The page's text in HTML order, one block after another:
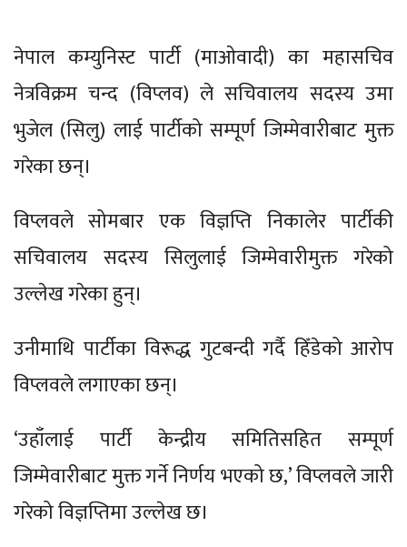
नेपाल कम्युनिस्ट पार्टी (माओवादी) का महासचिव
नेत्रविक्रम चन्द (विप्लव) ले सचिवालय सदस्य उमा
भुजेल (सिलु) लाई पार्टीको सम्पूर्ण जिम्मेवारीबाट मुक्त
गरेका छन्।
विप्लवले सोमबार एक विज्ञप्ति निकालेर पार्टीकी
सचिवालय सदस्य सिलुलाई जिम्मेवारीमुक्त गरेको
उल्लेख गरेका हुन्।
उनीमाथि पार्टीका विरूद्ध गुटबन्दी गर्दै हिँडेको आरोप
विप्लवले लगाएका छन्।
‘उहाँलाई पार्टी केन्द्रीय समितिसहित सम्पूर्ण
जिम्मेवारीबाट मुक्त गर्ने निर्णय भएको छ,’ विप्लवले जारी
गरेको विज्ञप्तिमा उल्लेख छ।